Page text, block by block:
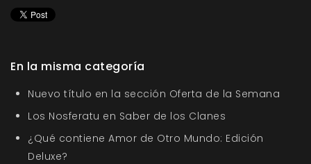
En la misma categoría
Nuevo título en la sección Oferta de la Semana
Los Nosferatu en Saber de los Clanes
¿Qué contiene Amor de Otro Mundo: Edición
Deluxe?